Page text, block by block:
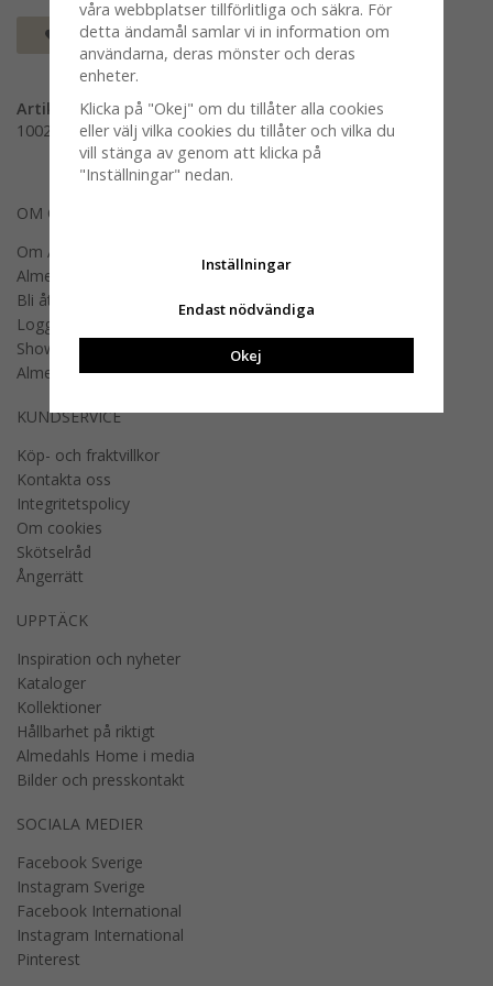
Spara som favorit
Artikelnummer:
100290-0003
OM OSS
Om Almedahls
Almedahls designers
Bli återförsäljare
Logga in B2B
Showroom
Almedahls offentlig miljö
KUNDSERVICE
Köp- och fraktvillkor
Kontakta oss
Integritetspolicy
Om cookies
Skötselråd
Ångerrätt
UPPTÄCK
Inspiration och nyheter
Kataloger
Kollektioner
Hållbarhet på riktigt
Almedahls Home i media
Bilder och presskontakt
SOCIALA MEDIER
Facebook Sverige
Instagram Sverige
Facebook International
Instagram International
Pinterest
våra webbplatser tillförlitliga och säkra. För
detta ändamål samlar vi in information om
användarna, deras mönster och deras
enheter.
Klicka på "Okej" om du tillåter alla cookies
eller välj vilka cookies du tillåter och vilka du
vill stänga av genom att klicka på
"Inställningar" nedan.
Inställningar
Endast nödvändiga
Okej